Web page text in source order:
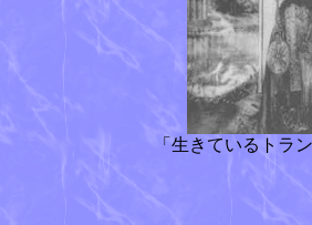
「生きているトラ